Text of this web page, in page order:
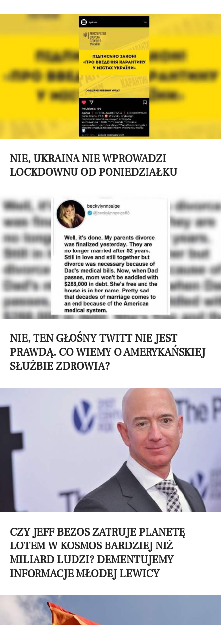
NIE, UKRAINA NIE WPROWADZI
LOCKDOWNU OD PONIEDZIAŁKU
NIE, TEN GŁOŚNY TWITT NIE JEST
PRAWDĄ. CO WIEMY O AMERYKAŃSKIEJ
SŁUŻBIE ZDROWIA?
CZY JEFF BEZOS ZATRUJE PLANETĘ
LOTEM W KOSMOS BARDZIEJ NIŻ
MILIARD LUDZI? DEMENTUJEMY
INFORMACJE MŁODEJ LEWICY